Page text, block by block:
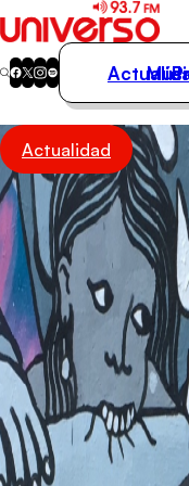
Actualidad
Música
Programas
Podcasts
Destacados
Actualidad